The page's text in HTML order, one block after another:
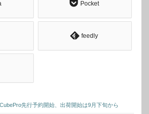
Pocket
feedly
先行予約開始、出荷開始は9月下旬から